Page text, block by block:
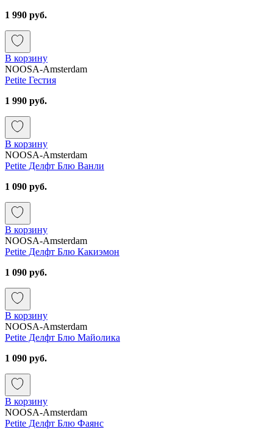
1 990 руб.
В корзину
NOOSA-Amsterdam
Petite Гестия
1 990 руб.
В корзину
NOOSA-Amsterdam
Petite Делфт Блю Ванли
1 090 руб.
В корзину
NOOSA-Amsterdam
Petite Делфт Блю Какиэмон
1 090 руб.
В корзину
NOOSA-Amsterdam
Petite Делфт Блю Майолика
1 090 руб.
В корзину
NOOSA-Amsterdam
Petite Делфт Блю Фаянс